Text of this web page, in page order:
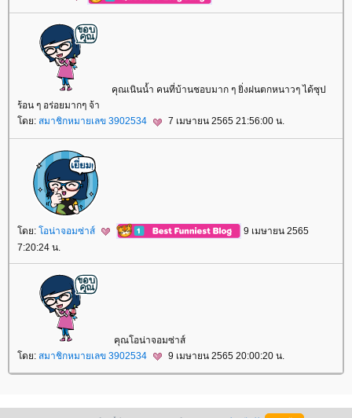
คุณเนินน้ำ คนที่บ้านชอบมาก ๆ ยิ่งฝนตกหนาวๆ ได้ซุป
ร้อน ๆ อร่อยมากๆ จ้า
ดย: สมาชิกหมายเลข 3902534 7 เมษายน 2565 21:56:00 น.
ดย: อน่าจอมซ่าส์
9 เมษายน 2565
7:20:24 น.
คุณโอน่าจอมซ่าส์
ดย: สมาชิกหมายเลข 3902534 9 เมษายน 2565 20:00:20 น.